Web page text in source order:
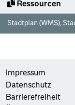
Ressourcen
Stadtplan (WMS),
Impressum
Datenschutz
Barrierefreiheit